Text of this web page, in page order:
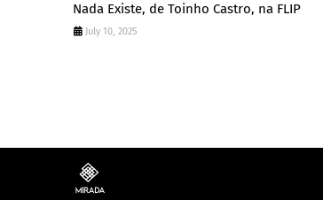
Nada Existe, de Toinho Castro, na FLIP
July 10, 2025